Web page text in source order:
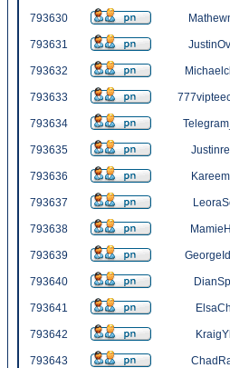
793630
793631
793632
793633
793634
793635
793636
793637
793638
793639
793640
793641
793642
793643